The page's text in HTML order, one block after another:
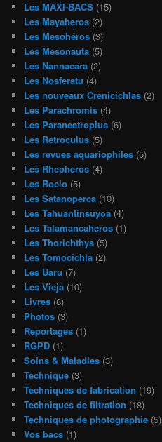
Les MAXI-BACS (15)
Les Mayaheros (2)
Les Mesohéros (3)
Les Mesonauta (5)
Les Nannacara (2)
Les Nosferatu (4)
Les nouveaux Crenicichlas (2)
Les Parachromis (4)
Les Paraneetroplus (6)
Les Retroculus (5)
Les revues aquariophiles (5)
Les Rheoheros (4)
Les Rocio (5)
Les Satanoperca (10)
Les Tahuantinsuyoa (4)
Les Talamancaheros (1)
Les Thorichthys (5)
Les Tomocichla (2)
Les Uaru (7)
Les Vieja (10)
Livres (8)
Photos (3)
Reportages (1)
RGPD (1)
Soins & Maladies (3)
Technique (3)
Techniques de fabrication (19)
Techniques de filtration (18)
Techniques de photographie (5)
Vos bacs (1)